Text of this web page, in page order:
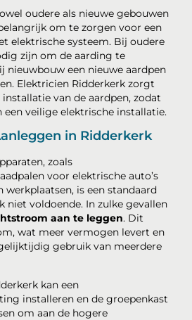
oudere als nieuwe gebouwen
om te zorgen voor een
elektrische systeem. Bij oudere
zijn om de aarding te
nieuwbouw een nieuwe aardpen
Elektricien Ridderkerk zorgt
van de aardpen, zodat
een veilige elektrische installatie.
in Ridderkerk
zoals
voor elektrische auto’s
werkplaatsen, is een standaard
niet voldoende. In zulke gevallen
aan te leggen. Dit
wat meer vermogen levert en
gebruik van meerdere
kan een
installeren en de groepenkast
om aan de hogere